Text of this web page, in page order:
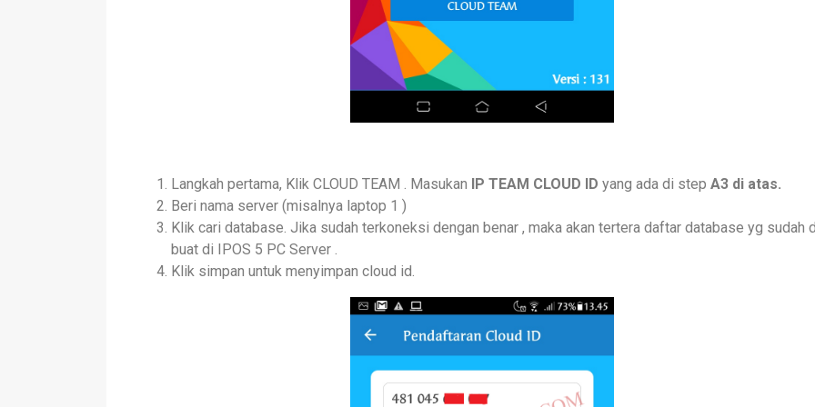
Langkah pertama, Klik CLOUD TEAM . Masukan IP TEAM CLOUD ID yang ada di step A3 di atas.
Beri nama server (misalnya laptop 1 )
Klik cari database. Jika sudah terkoneksi dengan benar , maka akan tertera daftar database yg sudah
buat di IPOS 5 PC Server .
Klik simpan untuk menyimpan cloud id.